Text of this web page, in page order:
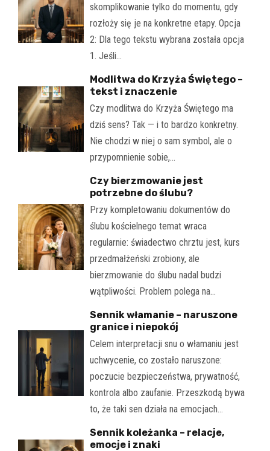
skomplikowanie tylko do momentu, gdy
rozłoży się je na konkretne etapy. Opcja
2: Dla tego tekstu wybrana została opcja
1. Jeśli…
Modlitwa do Krzyża Świętego –
tekst i znaczenie
Czy modlitwa do Krzyża Świętego ma
dziś sens? Tak — i to bardzo konkretny.
Nie chodzi w niej o sam symbol, ale o
przypomnienie sobie,…
Czy bierzmowanie jest
potrzebne do ślubu?
Przy kompletowaniu dokumentów do
ślubu kościelnego temat wraca
regularnie: świadectwo chrztu jest, kurs
przedmałżeński zrobiony, ale
bierzmowanie do ślubu nadal budzi
wątpliwości. Problem polega na…
Sennik włamanie – naruszone
granice i niepokój
Celem interpretacji snu o włamaniu jest
uchwycenie, co zostało naruszone:
poczucie bezpieczeństwa, prywatność,
kontrola albo zaufanie. Przeszkodą bywa
to, że taki sen działa na emocjach…
Sennik koleżanka – relacje,
emocje i znaki